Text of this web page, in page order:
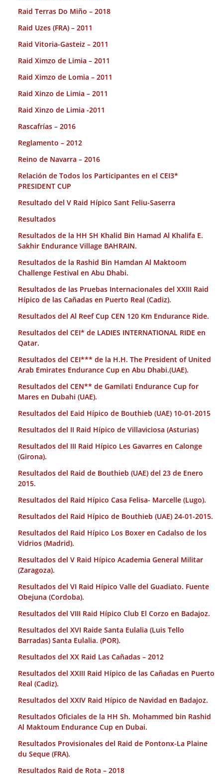
Raid Terras Do Miño – 2018
Raid Uzes (FRA) – 2011
Raid Vitoria-Gasteiz – 2011
Raid Ximzo de Limia – 2011
Raid Ximzo de Lomia – 2011
Raid Xinzo de Limia – 2011
Raid Xinzo de Limia -2011
Rascafrías – 2016
Reglamento – 2012
Reino de Navarra – 2016
Relación de Todos los Participantes en el CEI3*
PRESIDENT CUP
Resultado del V Raid Hípico Sant Feliu-Saserra
Resultados
Resultados de la HH SH Khalid Bin Hamad Al Khalifa E.
Sakhir Endurance Village BAHRAIN.
Resultados de la Rashid Bin Hamdan Al Maktoom
Challenge Festival en Abu Dhabi.
Resultados de las Pruebas Internacionales del XXIII Raid
Hípico de las Cañadas en Puerto Real (Cadiz).
Resultados del Al Reef Cup CEN 120 Km Endurance Ride.
Resultados del CEI* de LADIES INTERNATIONAL RIDE en
Qatar.
Resultados del CEI*** de la H.H. The President of United
Arab Emirates Endurance Cup en Abu Dhabi.(UAE).
Resultados del CEN** de Gamilati Endurance Cup for
Mares en Dubahi (UAE).
Resultados del Eaid Hípico de Bouthieb (UAE) 10-01-2015
Resultados del II Raid Hípico de Villaviciosa (Asturias)
Resultados del III Raid Hípico Les Gavarres en Calonge
(Girona).
Resultados del Raid de Bouthieb (UAE) del 23 de Enero
2015.
Resultados del Raid Hípico Casa Felisa- Marcelle (Lugo).
Resultados del Raid Hípico de Bouthieb (UAE) 24-01-2015.
Resultados del Raid Hípico Los Boxer en Cadalso de los
Vidrios (Madrid).
Resultados del V Raid Hípico Academia General Militar
(Zaragoza).
Resultados del VI Raid Hípico Valle del Guadiato. Fuente
Obejuna (Cordoba).
Resultados del VIII Raid Hípico Club El Corzo en Badajoz.
Resultados del XVI Raide Santa Eulalia (Luis Tello
Barradas) Santa Eulalia. (POR).
Resultados del XX Raid Las Cañadas – 2012
Resultados del XXIII Raid Hípico de las Cañadas en Puerto
Real (Cadiz).
Resultados del XXIV Raid Hípico de Navidad en Badajoz.
Resultados Oficiales de la HH Sh. Mohammed bin Rashid
Al Maktoum Endurance Cup en Dubai.
Resultados Provisionales del Raid de Pontonx-La Plaine
du Seque (FRA).
Resultados Raid de Rota – 2018